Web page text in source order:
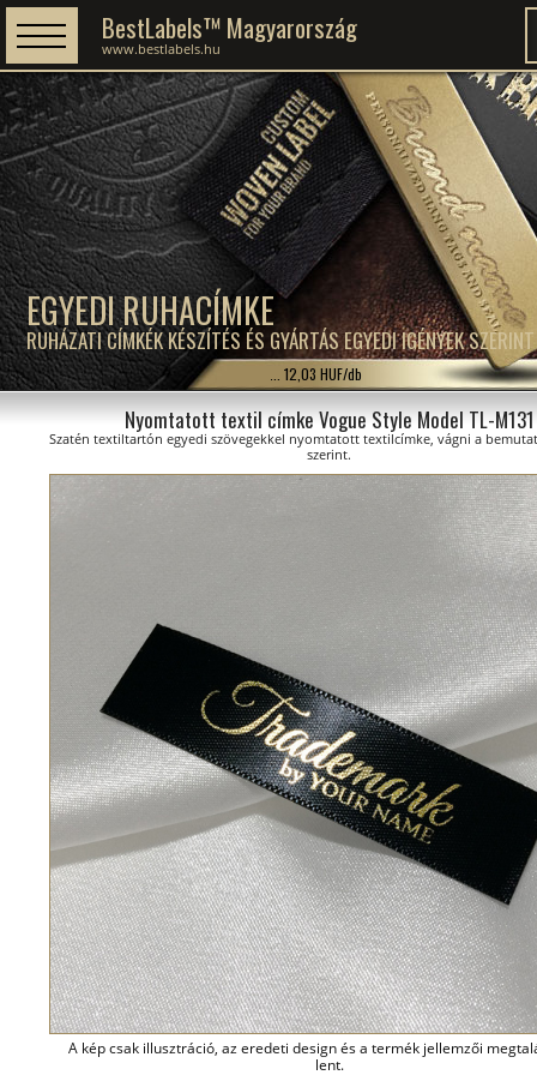
EGYEDI RUHACÍMKE
RUHÁZATI CÍMKÉK KÉSZÍTÉS ÉS GYÁRTÁS EGYEDI IGÉNYEK SZERINT
BestLabels™ Magyarország
www.bestlabels.hu
... 12,03 HUF/db
Nyomtatott textil címke Vogue Style Model TL-M131
Szatén textiltartón egyedi szövegekkel nyomtatott textilcímke, vágni a
szerint.
A kép csak illusztráció, az eredeti design és a termék jellemzői
lent.